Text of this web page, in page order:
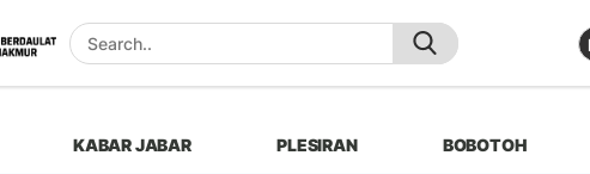
KABAR JABAR PLESIRAN BOBOTOH